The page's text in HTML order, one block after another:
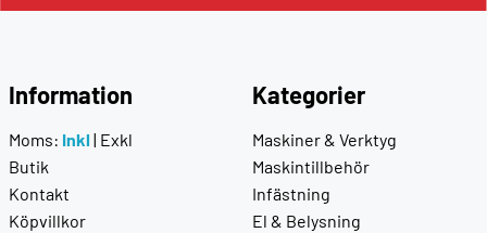
Information
Moms: Inkl | Exkl
Butik
Kontakt
Köpvillkor
Kategorier
Maskiner & Verktyg
Maskintillbehör
Infästning
El & Belysning